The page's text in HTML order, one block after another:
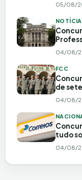
05/08/
04/08/
FCC
de
04/08/
tudo
04/08/